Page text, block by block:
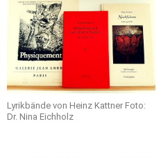
Lyrikbände von Heinz Kattner Foto:
Dr. Nina Eichholz